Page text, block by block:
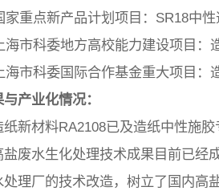
家重点新产品计划项目：SR18中性
海市科委地方高校能力建设项目：
海市科委国际合作基金重大项目：
产业化情况：
新材料RA2108已及造纸中性施
盐废水生化处理技术成果目前已经
处理厂的技术改造，树立了国内高